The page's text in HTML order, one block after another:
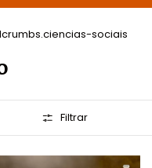
sociais
Filtrar